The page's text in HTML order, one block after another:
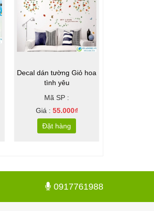
Decal dán tường Giỏ hoa
tình yêu
Mã SP :
Giá : 55.000₫
Đặt hàng
0917761988